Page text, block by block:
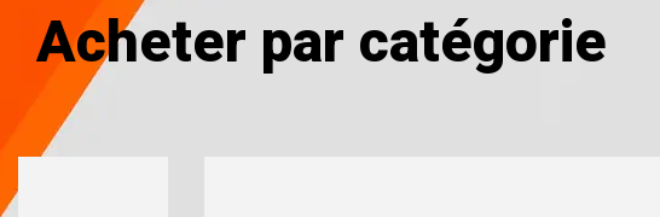
Acheter par catégorie